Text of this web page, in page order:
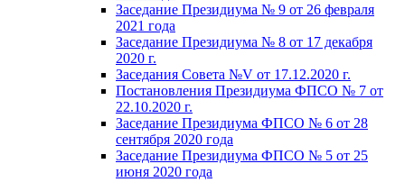
Заседание Президиума № 9 от 26 февраля
2021 года
Заседание Президиума № 8 от 17 декабря
2020 г.
Заседания Совета №V от 17.12.2020 г.
Постановления Президиума ФПСО № 7 от
22.10.2020 г.
Заседание Президиума ФПСО № 6 от 28
сентября 2020 года
Заседание Президиума ФПСО № 5 от 25
июня 2020 года